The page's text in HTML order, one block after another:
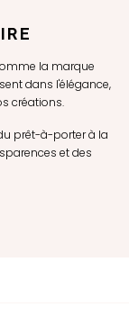
la marque
dans l'élégance,
créations.
du prêt-à-porter à la
et des